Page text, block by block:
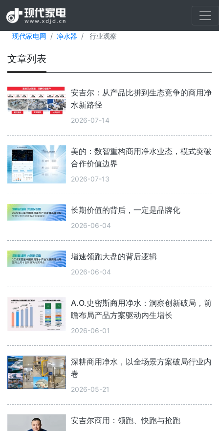
现代家电网 净水器 行业观察
文章列表
安吉尔：从产品比拼到生态竞争的商用净
水新路径
2026-07-14
美的：数智重构商用净水业态，模式突破
合作价值边界
2026-07-13
长期价值的背后，一定是品牌化
2026-06-04
增速领跑大盘的背后逻辑
2026-06-04
A.O.史密斯商用净水：洞察创新破局，前
瞻布局产品方案驱动内生增长
2026-06-01
深耕商用净水，以全场景方案破局行业内
卷
2026-05-21
安吉尔商用：领跑、快跑与抢跑